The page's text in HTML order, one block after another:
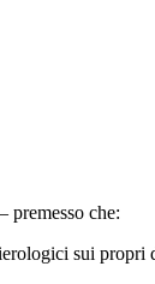
premesso che:
sui propri